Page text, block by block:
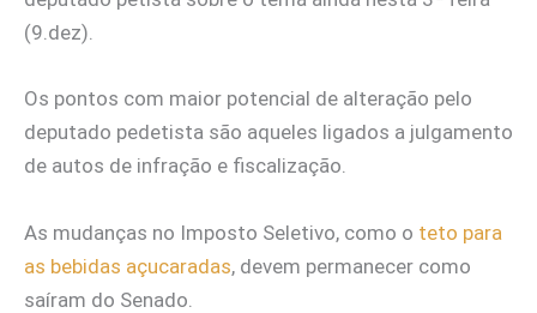
(9.dez).
Os pontos com maior potencial de alteração pelo
deputado pedetista são aqueles ligados a julgamento
de autos de infração e fiscalização.
As mudanças no Imposto Seletivo, como o teto para
as bebidas açucaradas, devem permanecer como
saíram do Senado.